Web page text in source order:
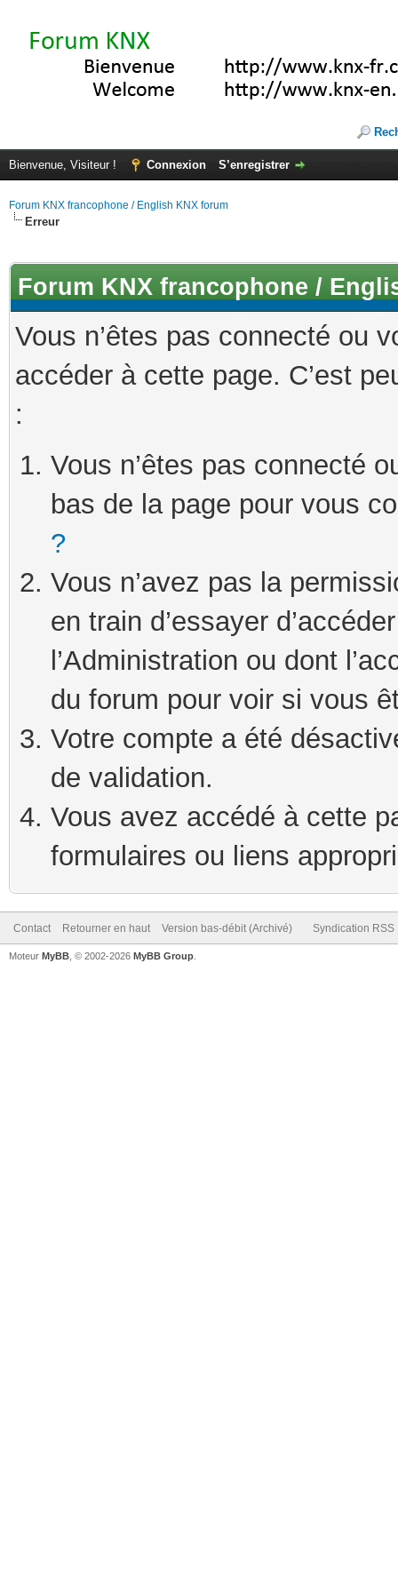
Bienvenue, Visiteur ! Connexion S’enregistrer
Forum KNX francophone / English KNX forum
Erreur
Forum KNX francophone /
Vous n’êtes pas connecté ou
accéder à cette page. C’est
:
Vous n’êtes pas connecté
bas de la page pour vous
?
Vous n’avez pas la
en train d’essayer
l’Administration ou dont
du forum pour voir si vous
Votre compte a été
de validation.
Vous avez accédé à cette
formulaires ou liens
Contact Retourner en haut Version bas-débit (Archivé) Syndication RSS
Moteur MyBB , © 2002-2026 MyBB Group